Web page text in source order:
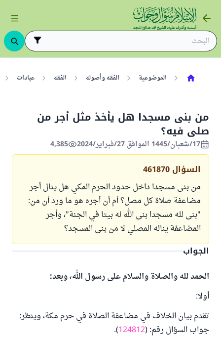
الموضوعية الفقه وأصوله الفقه عبادات
من بنى مسجدا هل يأخذ مثل أجر من
صلى فيه؟
17/شعبان/1445 الموافق 27/فبراير/2024 4,385
السؤال 461870
من بنى مسجدا داخل حدود الحرم المكي هل ينال أجر
مضاعفة صلاة كل مصل؟ أم أن أجره هو ما ورد أن من:
"بنى لله مسجدا بنى الله له بيتا في الجنة"، وأجر
المضاعفة يناله المصلي لا من بنى المسجد؟
الجواب
الحمد لله والصلاة والسلام على رسول الله، وبعد:
أولا:
تقدم بيان الخلاف في مضاعفة الصلاة في حرم مكة، وينظر:
جواب السؤال رقم: (124812
).